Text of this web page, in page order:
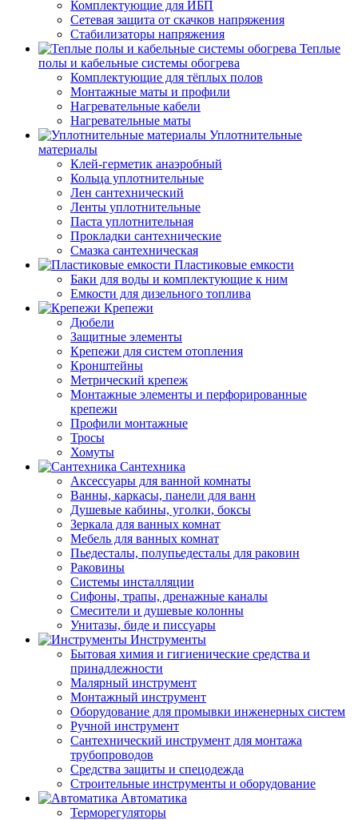
Комплектующие для ИБП
Сетевая защита от скачков напряжения
Стабилизаторы напряжения
Теплые
полы и кабельные системы обогрева
Комплектующие для тёплых полов
Монтажные маты и профили
Нагревательные кабели
Нагревательные маты
Уплотнительные
материалы
Клей-герметик анаэробный
Кольца уплотнительные
Лен сантехнический
Ленты уплотнительные
Паста уплотнительная
Прокладки сантехнические
Смазка сантехническая
Пластиковые емкости
Баки для воды и комплектующие к ним
Емкости для дизельного топлива
Крепежи
Дюбели
Защитные элементы
Крепежи для систем отопления
Кронштейны
Метрический крепеж
Монтажные элементы и перфорированные
крепежи
Профили монтажные
Тросы
Хомуты
Сантехника
Аксессуары для ванной комнаты
Ванны, каркасы, панели для ванн
Душевые кабины, уголки, боксы
Зеркала для ванных комнат
Мебель для ванных комнат
Пьедесталы, полупьедесталы для раковин
Раковины
Системы инсталляции
Сифоны, трапы, дренажные каналы
Смесители и душевые колонны
Унитазы, биде и писсуары
Инструменты
Бытовая химия и гигиенические средства и
принадлежности
Малярный инструмент
Монтажный инструмент
Оборудование для промывки инженерных систем
Ручной инструмент
Сантехнический инструмент для монтажа
трубопроводов
Средства защиты и спецодежда
Строительные инструменты и оборудование
Автоматика
Терморегуляторы